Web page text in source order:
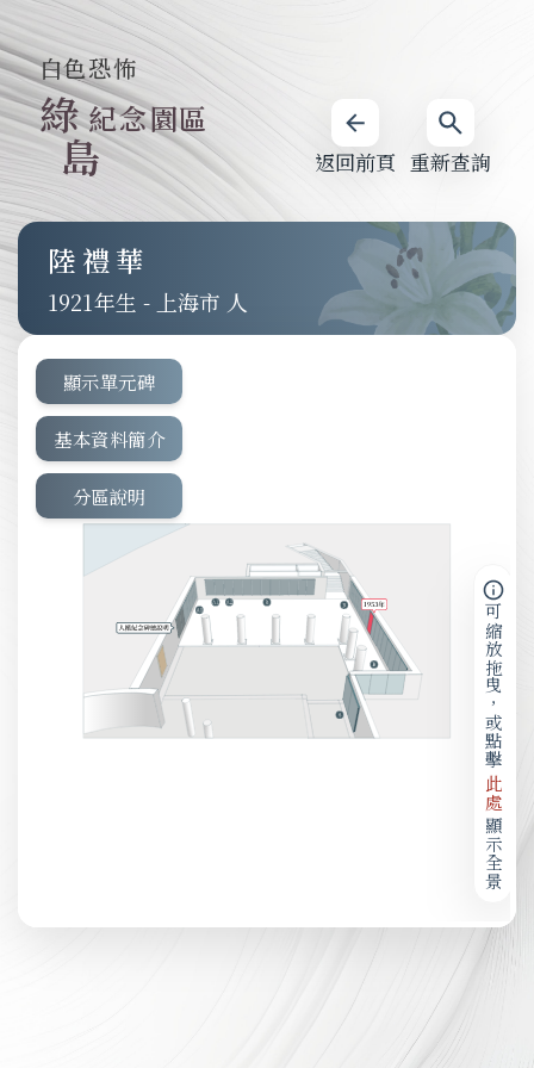
重新查詢
返回前頁
白色恐怖
綠
島
紀念園區
陸禮華
1921 - 上海市 人
顯示單元碑
基本資料簡介
分區說明
可縮放拖曳，或點擊
此處
顯示全景